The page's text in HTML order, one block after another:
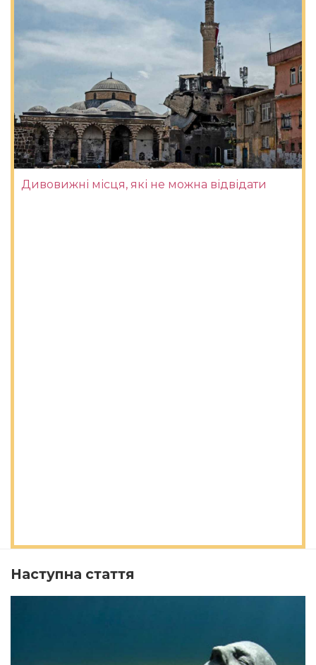
Дивовижні місця, які не можна відвідати
Наступна стаття